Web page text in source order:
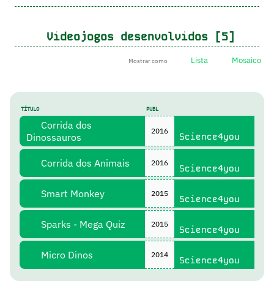
Videojogos desenvolvidos [5]
Mostrar como Lista Mosaico
TÍTULO PUBL
Corrida dos
Dinossauros
2016
Science4you
Corrida dos Animais 2016
Science4you
Smart Monkey 2015
Science4you
Sparks - Mega Quiz 2015
Science4you
Micro Dinos 2014
Science4you